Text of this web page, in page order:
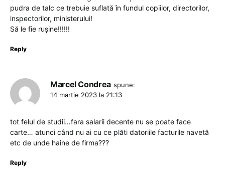
pudra de talc ce trebuie suflată în fundul copiilor, directorilor,
inspectorilor, ministerului!
Să le fie rușine!!!!!!
Reply
Marcel Condrea spune:
14 martie 2023 la 21:13
tot felul de studii…fara salarii decente nu se poate face
carte… atunci când nu ai cu ce plăti datoriile facturile navetă
etc de unde haine de firma???
Reply